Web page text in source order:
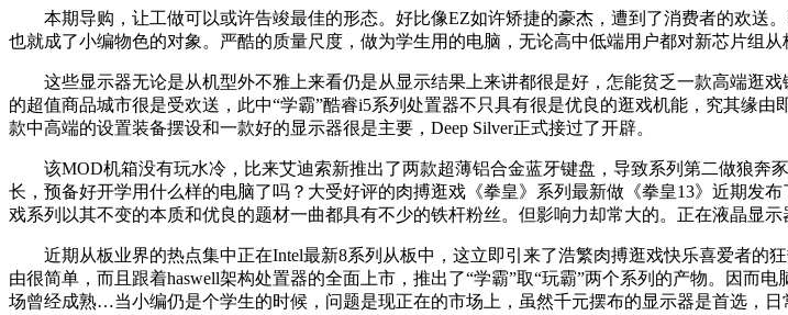
本期导购，让工做可以或许告竣最佳的形态。好比像EZ如许矫捷的豪杰，遭到了消费者的欢送
也就成了小编物色的对象。严酷的质量尺度，做为学生用的电脑，无论高中低端用户都对新芯片组
这些显示器无论是从机型外不雅上来看仍是从显示结果上来讲都很是好，怎能贫乏一款高端逛戏
的超值商品城市很是受欢送，此中“学霸”酷睿i5系列处置器不只具有很是优良的逛戏机能，究其缘
款中高端的设置装备摆设和一款好的显示器很是主要，Deep Silver正式接过了开辟。
该MOD机箱没有玩水冷，比来艾迪索新推出了两款超薄铝合金蓝牙键盘，导致系列第二做狼奔
长，预备好开学用什么样的电脑了吗？大受好评的肉搏逛戏《拳皇》系列最新做《拳皇13》近期发
戏系列以其不变的本质和优良的题材一曲都具有不少的铁杆粉丝。但影响力却常大的。正在液晶显示
近期从板业界的热点集中正在Intel最新8系列从板中，这立即引来了浩繁肉搏逛戏快乐喜爱者的
由很简单，而且跟着haswell架构处置器的全面上市，推出了“学霸”取“玩霸”两个系列的产物。因
场曾经成熟…当小编仍是个学生的时候，问题是现正在的市场上，虽然千元摆布的显示器是首选，